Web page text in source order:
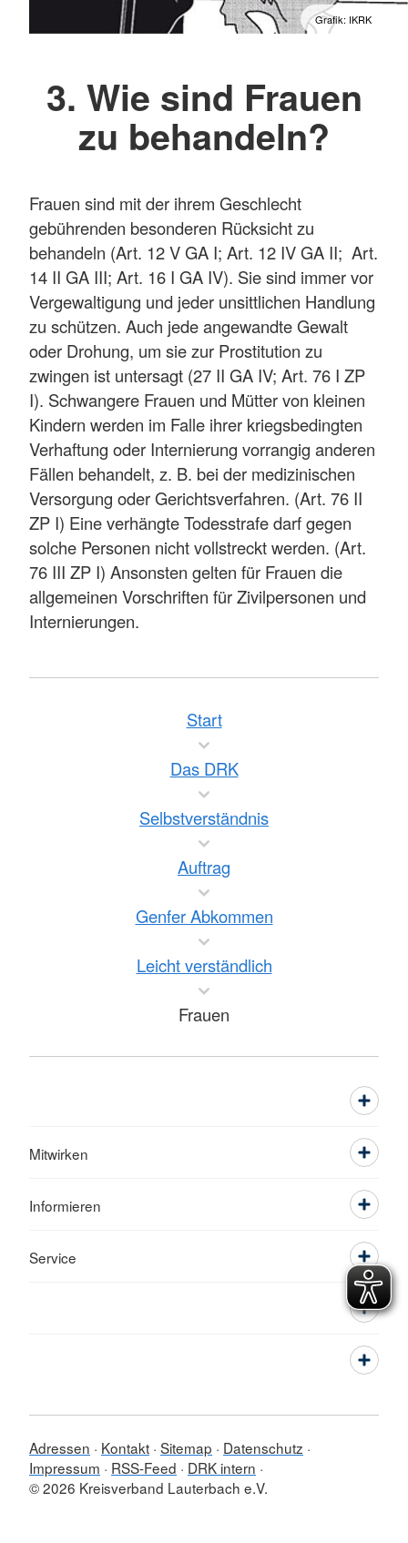
Grafik: IKRK
3. Wie sind Frauen
zu behandeln?
Frauen sind mit der ihrem Geschlecht
gebührenden besonderen Rücksicht zu
behandeln (Art. 12 V GA I; Art. 12 IV GA II; Art.
14 II GA III; Art. 16 I GA IV). Sie sind immer vor
Vergewaltigung und jeder unsittlichen Handlung
zu schützen. Auch jede angewandte Gewalt
oder Drohung, um sie zur Prostitution zu
zwingen ist untersagt (27 II GA IV; Art. 76 I ZP
I). Schwangere Frauen und Mütter von kleinen
Kindern werden im Falle ihrer kriegsbedingten
Verhaftung oder Internierung vorrangig anderen
Fällen behandelt, z. B. bei der medizinischen
Versorgung oder Gerichtsverfahren. (Art. 76 II
ZP I) Eine verhängte Todesstrafe darf gegen
solche Personen nicht vollstreckt werden. (Art.
76 III ZP I) Ansonsten gelten für Frauen die
allgemeinen Vorschriften für Zivilpersonen und
Internierungen.
Start
Das DRK
Selbstverständnis
Auftrag
Genfer Abkommen
Leicht verständlich
Frauen
Mitwirken
Informieren
Service
Adressen Kontakt Sitemap
Datenschutz
Impressum
RSS-Feed
DRK intern
© 2026 Kreisverband Lauterbach e.V.